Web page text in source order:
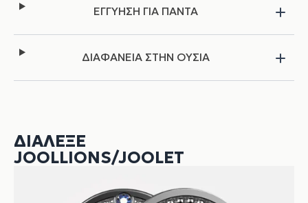
ΕΓΓΥΗΣΗ ΓΙΑ ΠΑΝΤΑ
ΔΙΑΦΑΝΕΙΑ ΣΤΗΝ ΟΥΣΙΑ
ΔΙΆΛΕΞΕ
JOOLLIONS/JOOLET